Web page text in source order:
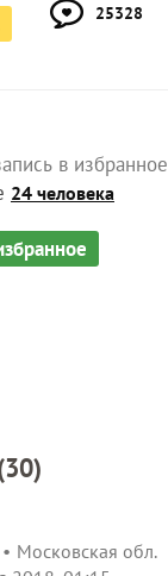
25328
в избранное
24 человека
30)
Московская обл.